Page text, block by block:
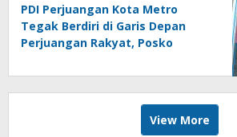
PDI Perjuangan Kota Metro
Tegak Berdiri di Garis Depan
Perjuangan Rakyat, Posko
Jumat, BBHAR Siap Dibentuk
View More